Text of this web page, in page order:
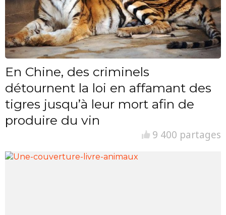
En Chine, des criminels
détournent la loi en affamant des
tigres jusqu’à leur mort afin de
produire du vin
9 400 partages